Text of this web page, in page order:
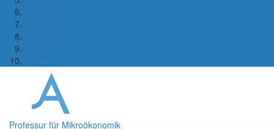
Professur für Mikroökonomik